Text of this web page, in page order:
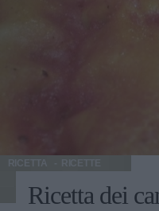
RICETTA
Ricetta dei